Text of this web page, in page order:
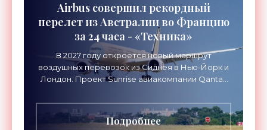
Airbus совершил рекордный
перелет из Австралии во Францию
за 24 часа - «Техника»
В 2027 году откроется новый маршрут
воздушных перевозок из Сиднея в Нью-Йорк и
Лондон. Проект Sunrise авиакомпании Qantas
длительностью до 24
Подробнее